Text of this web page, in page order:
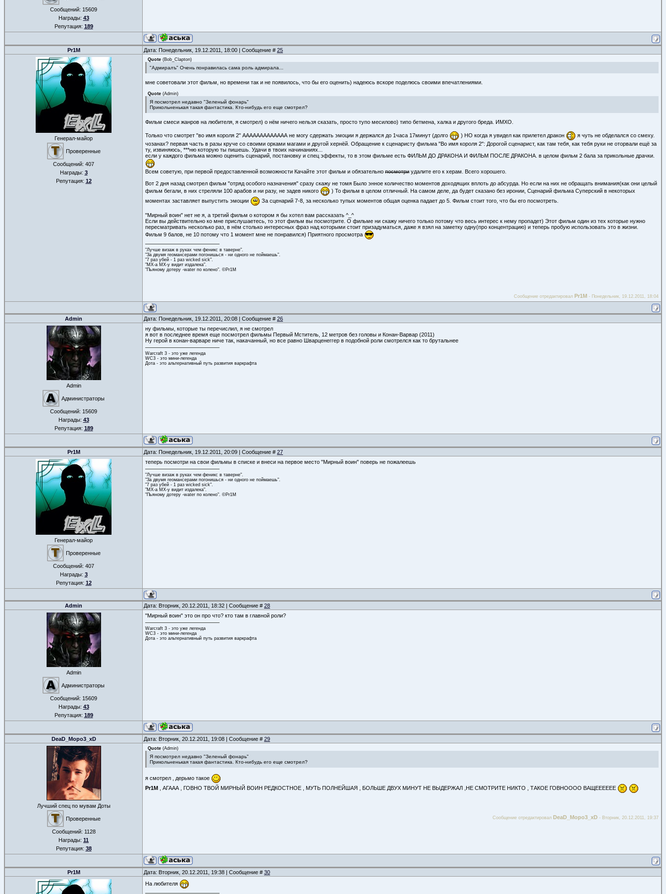
Сообщений: 15609
Награды: 43
Репутация: 189
Pr1M Дата: Понедельник, 19.12.2011, 18:00 | Сообщение # 25
Генерал-майор
Проверенные
Сообщений: 407
Награды: 3
Репутация: 12
Quote (Bob_Clapton)
"Адмиралъ" Очень понравилась сама роль адмирала...
мне советовали этот фильм, но времени так и не появилось, что бы его оценить) надеюсь вскоре поделюсь своими впечатлениями.
Quote (Admin)
Я посмотрел недавно "Зеленый фонарь"
Прикольненькая такая фантастика. Кто-нибудь его еще смотрел?
Фильм смеси жанров на любителя, я смотрел) о нём ничего нельзя сказать, просто тупо месилово) типо бетмена, халка и другого бреда. ИМХО.
Только что смотрет "во имя короля 2" ААААААААААААА не могу сдержать эмоции я держался до 1часа 17минут (долго ) НО когда я увидел как прилетел дракон
я чуть не обделался со смеху.
чозанах? первая часть в разы круче со своими орками магами и другой хернёй. Обращение к сценаристу фильма "Во имя короля 2": Дорогой сценарист, как там тебя, как тебя руки не оторвали ещё за
ту, извиняюсь, ***ню которую ты пишешь. Удачи в твоих начинаниях...
если у каждого фильма можно оценить сценарий, постановку и спец эффекты, то в этом фильме есть ФИЛЬМ ДО ДРАКОНА И ФИЛЬМ ПОСЛЕ ДРАКОНА. в целом фильм 2 бала за прикольные драчки.
Всем советую, при первой предоставленной возможности Качайте этот фильм и обязательно посмотри удалите его к херам. Всего хорошего.
Вот 2 дня назад смотрел фильм "отряд особого назначения" сразу скажу не томя Было энное количество моментов доходящих вплоть до абсурда. Но если на них не обращать внимания(как они целый
фильм бегали, в них стреляли 100 арабов и ни разу, не задев никого
) То фильм в целом отличный. На самом деле, да будет сказано без иронии, Сценарий фильма Суперский в некоторых
моментах заставляет выпустить эмоции
За сценарий 7-8, за несколько тупых моментов общая оценка падает до 5. Фильм стоит того, что бы его посмотреть.
"Мирный воин" нет не я, а третий фильм о котором я бы хотел вам рассказать ^_^
Если вы действительно ко мне прислушаетесь, то этот фильм вы посмотрите. О фильме ни скажу ничего только потому что весь интерес к нему пропадет) Этот фильм один из тех которые нужно
пересматривать несколько раз, в нём столько интересных фраз над которыми стоит призадуматься, даже я взял на заметку одну(про концентрацию) и теперь пробую использовать это в жизни.
Фильм 9 балов, не 10 потому что 1 момент мне не понравился) Приятного просмотра
"Лучше визаж в руках чем феникс в таверне".
"За двумя геомансерами погонишься - ни одного не поймаешь".
"7 раз убей - 1 раз wicked sick".
"МХ-а МХ-у видит издалека".
"Пьяному дотеру -water по колено". ©Pr1M
Сообщение отредактировал Pr1M - Понедельник, 19.12.2011, 18:04
Admin Дата: Понедельник, 19.12.2011, 20:08 | Сообщение # 26
Admin
Администраторы
Сообщений: 15609
Награды: 43
Репутация: 189
ну фильмы, которые ты перечислил, я не смотрел
я вот в последнее время еще посмотрел фильмы Первый Мститель, 12 метров без головы и Конан-Варвар (2011)
Ну герой в конан-варваре ниче так, накачанный, но все равно Шварценеггер в подобной роли смотрелся как то брутальнее
Warcraft 3 - это уже легенда
WC3 - это мини-легенда
Дота - это альтернативный путь развития варкрафта
Pr1M Дата: Понедельник, 19.12.2011, 20:09 | Сообщение # 27
Генерал-майор
Проверенные
Сообщений: 407
Награды: 3
Репутация: 12
теперь посмотри на свои фильмы в списке и внеси на первое место "Мирный воин" поверь не пожалеешь
"Лучше визаж в руках чем феникс в таверне".
"За двумя геомансерами погонишься - ни одного не поймаешь".
"7 раз убей - 1 раз wicked sick".
"МХ-а МХ-у видит издалека".
"Пьяному дотеру -water по колено". ©Pr1M
Admin Дата: Вторник, 20.12.2011, 18:32 | Сообщение # 28
Admin
Администраторы
Сообщений: 15609
Награды: 43
Репутация: 189
"Мирный воин" это он про что? кто там в главной роли?
Warcraft 3 - это уже легенда
WC3 - это мини-легенда
Дота - это альтернативный путь развития варкрафта
DeaD_Mopo3_xD Дата: Вторник, 20.12.2011, 19:08 | Сообщение # 29
Лучший спец по мувам Доты
Проверенные
Сообщений: 1128
Награды: 11
Репутация: 38
Quote (Admin)
Я посмотрел недавно "Зеленый фонарь"
Прикольненькая такая фантастика. Кто-нибудь его еще смотрел?
я смотрел , дерьмо такое
Pr1M , АГААА , ГОВНО ТВОЙ МИРНЫЙ ВОИН РЕДКОСТНОЕ , МУТЬ ПОЛНЕЙШАЯ , БОЛЬШЕ ДВУХ МИНУТ НЕ ВЫДЕРЖАЛ ,НЕ СМОТРИТЕ НИКТО , ТАКОЕ ГОВНОООО ВАЩЕЕЕЕЕЕ
Сообщение отредактировал DeaD_Mopo3_xD - Вторник, 20.12.2011, 19:37
Pr1M Дата: Вторник, 20.12.2011, 19:38 | Сообщение # 30
На любителя